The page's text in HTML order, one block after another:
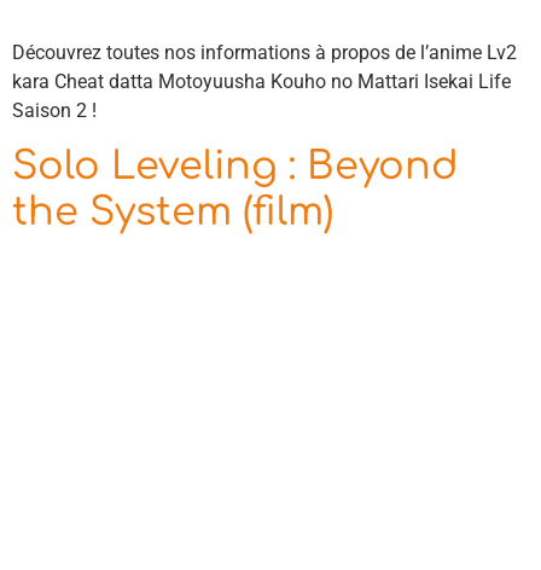
Découvrez toutes nos informations à propos de l’anime Lv2
kara Cheat datta Motoyuusha Kouho no Mattari Isekai Life
Saison 2 !
Solo Leveling : Beyond
the System (film)